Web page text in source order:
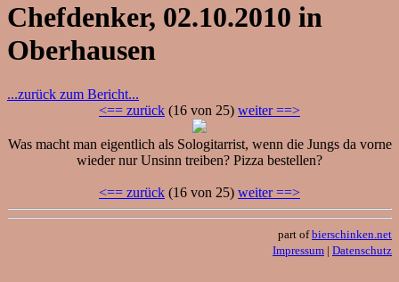
Chefdenker, 02.10.2010 in
Oberhausen
...zurück zum Bericht...
<== zurück (16 von 25) weiter ==>
Was macht man eigentlich als Sologitarrist, wenn die Jungs da vorne
wieder nur Unsinn treiben? Pizza bestellen?
<== zurück (16 von 25) weiter ==>
part ofbierschinken.net
Impressum | Datenschutz